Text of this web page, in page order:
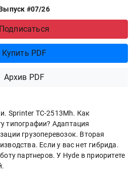
#07/26
Подписаться
Купить PDF
Архив PDF
Sprinter ТС-2513Mh. Как
типографии? Адаптация
грузоперевозок. Вторая
Если у вас нет гибрида.
партнеров. У Hyde в приоритете